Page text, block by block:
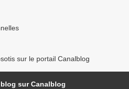
sur le portail Canalblog
sur Canalblog